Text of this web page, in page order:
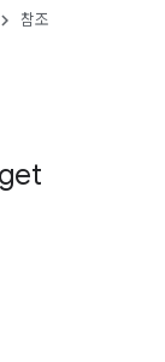
참조
get